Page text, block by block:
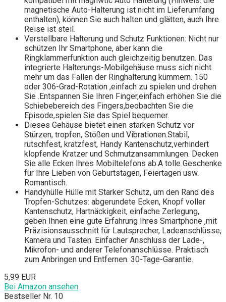
magnetische Auto-Halterung ist nicht im Lieferumfang
enthalten), können Sie auch halten und glätten, auch Ihre
Reise ist steil.
Verstellbare Halterung und Schutz Funktionen: Nicht nur
schützen Ihr Smartphone, aber kann die
Ringklammerfunktion auch gleichzeitig benutzen. Das
integrierte Halterungs-Mobilgehäuse muss sich nicht
mehr um das Fallen der Ringhalterung kümmern. 150
oder 306-Grad-Rotation ,einfach zu spielen und drehen
Sie .Entspannen Sie Ihren Finger,einfach erhöhen Sie die
Schiebebereich des Fingers,beobachten Sie die
Episode,spielen Sie das Spiel bequemer.
Dieses Gehäuse bietet einen starken Schutz vor
Stürzen, tropfen, Stößen und Vibrationen.Stabil,
rutschfest, kratzfest, Handy Kantenschutz,verhindert
klopfende Kratzer und Schmutzansammlungen. Decken
Sie alle Ecken Ihres Mobiltelefons ab.A tolle Geschenke
für Ihre Lieben von Geburtstagen, Feiertagen usw.
Romantisch.
Handyhülle Hülle mit Starker Schutz, um den Rand des
Tropfen-Schutzes: abgerundete Ecken, Knopf voller
Kantenschutz, Hartnäckigkeit, einfache Zerlegung,
geben Ihnen eine gute Erfahrung Ihres Smartphone ,mit
Präzisionsausschnitt für Lautsprecher, Ladeanschlüsse,
Kamera und Tasten. Einfacher Anschluss der Lade-,
Mikrofon- und anderer Telefonanschlüsse. Praktisch
zum Anbringen und Entfernen. 30-Tage-Garantie.
5,99 EUR
Bei Amazon ansehen
Bestseller Nr. 10